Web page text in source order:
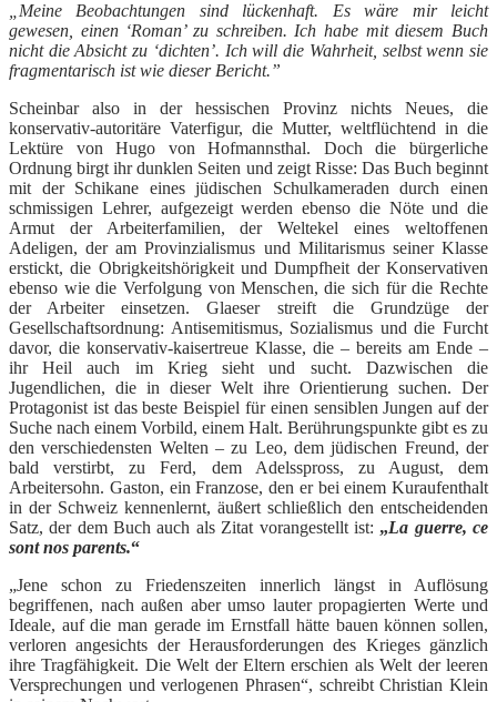
„Meine Beobachtungen sind lückenhaft. Es wäre mir leicht
gewesen, einen ‘Roman’ zu schreiben. Ich habe mit diesem Buch
nicht die Absicht zu ‘dichten’. Ich will die Wahrheit, selbst wenn sie
fragmentarisch ist wie dieser Bericht.”
Scheinbar also in der hessischen Provinz nichts Neues, die
konservativ-autoritäre Vaterfigur, die Mutter, weltflüchtend in die
Lektüre von Hugo von Hofmannsthal. Doch die bürgerliche
Ordnung birgt ihr dunklen Seiten und zeigt Risse: Das Buch beginnt
mit der Schikane eines jüdischen Schulkameraden durch einen
schmissigen Lehrer, aufgezeigt werden ebenso die Nöte und die
Armut der Arbeiterfamilien, der Weltekel eines weltoffenen
Adeligen, der am Provinzialismus und Militarismus seiner Klasse
erstickt, die Obrigkeitshörigkeit und Dumpfheit der Konservativen
ebenso wie die Verfolgung von Menschen, die sich für die Rechte
der Arbeiter einsetzen. Glaeser streift die Grundzüge der
Gesellschaftsordnung: Antisemitismus, Sozialismus und die Furcht
davor, die konservativ-kaisertreue Klasse, die – bereits am Ende –
ihr Heil auch im Krieg sieht und sucht. Dazwischen die
Jugendlichen, die in dieser Welt ihre Orientierung suchen. Der
Protagonist ist das beste Beispiel für einen sensiblen Jungen auf der
Suche nach einem Vorbild, einem Halt. Berührungspunkte gibt es zu
den verschiedensten Welten – zu Leo, dem jüdischen Freund, der
bald verstirbt, zu Ferd, dem Adelsspross, zu August, dem
Arbeitersohn. Gaston, ein Franzose, den er bei einem Kuraufenthalt
in der Schweiz kennenlernt, äußert schließlich den entscheidenden
Satz, der dem Buch auch als Zitat vorangestellt ist: „La guerre, ce
sont nos parents.“
„Jene schon zu Friedenszeiten innerlich längst in Auflösung
begriffenen, nach außen aber umso lauter propagierten Werte und
Ideale, auf die man gerade im Ernstfall hätte bauen können sollen,
verloren angesichts der Herausforderungen des Krieges gänzlich
ihre Tragfähigkeit. Die Welt der Eltern erschien als Welt der leeren
Versprechungen und verlogenen Phrasen“, schreibt Christian Klein